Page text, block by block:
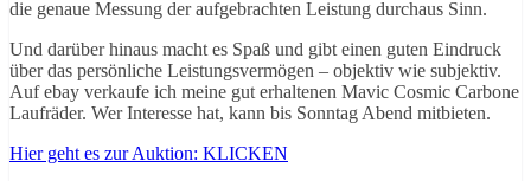
die genaue Messung der aufgebrachten Leistung durchaus Sinn.
Und darüber hinaus macht es Spaß und gibt einen guten Eindruck
über das persönliche Leistungsvermögen – objektiv wie subjektiv.
Auf ebay verkaufe ich meine gut erhaltenen Mavic Cosmic Carbone
Laufräder. Wer Interesse hat, kann bis Sonntag Abend mitbieten.
Hier geht es zur Auktion: KLICKEN